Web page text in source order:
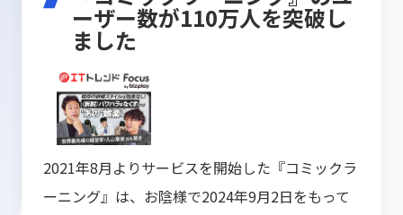
ーザー数が110万人を突破し
ました
2021年8月よりサービスを開始した『コミックラ
ーニング』は、お陰様で2024年9月2日をもって